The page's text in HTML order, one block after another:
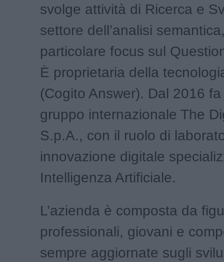
svolge attività di Ricerca e
settore dell’analisi
particolare focus sul
È proprietaria della
(Cogito Answer). Dal 2016
gruppo internazionale The
S.p.A., con il ruolo di
innovazione digitale
Intelligenza Artificiale.
L’azienda è composta da
professionali, giovani e
sempre aggiornate sugli